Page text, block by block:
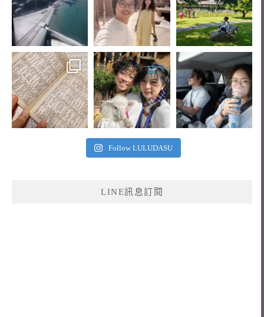
Follow LULUDASU
LINE訊息訂閱